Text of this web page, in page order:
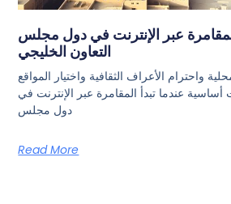
عبر الإنترنت في دول مجلس
التعاون الخليجي
واحترام الأعراف الثقافية واختيار المواقع
عندما تبدأ المقامرة عبر الإنترنت في
دول مجلس
Read More